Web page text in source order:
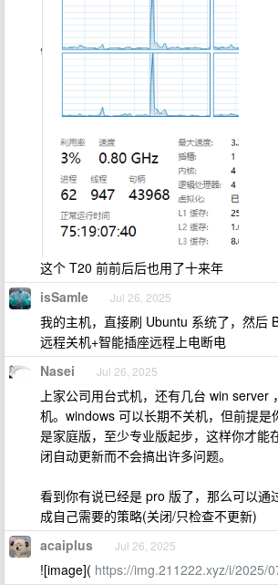
这个 T20 前前后后也用了十来年
isSamle Jul 26, 2025
我的主机，直接刷 Ubuntu 系统了，然后
远程关机+智能插座远程上电断电
Nasei Jul 26, 2025
上家公司用台式机，还有几台 win server
机。windows 可以长期不关机，但前提是
是家庭版，至少专业版起步，这样你才能
闭自动更新而不会搞出许多问题。
看到你有说已经是 pro 版了，那么可以通
成自己需要的策略(关闭/只检查不更新)
acaiplus Jul 26, 2025
![image]( https://img.211222.xyz/i/2025/